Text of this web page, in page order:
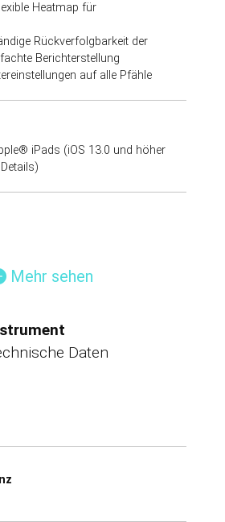
Heatmap für
Rückverfolgbarkeit der
Berichterstellung
auf alle Pfähle
iPads (iOS 13.0 und höher
Mehr sehen
Daten